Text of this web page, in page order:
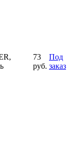
73
руб.
Под
заказ